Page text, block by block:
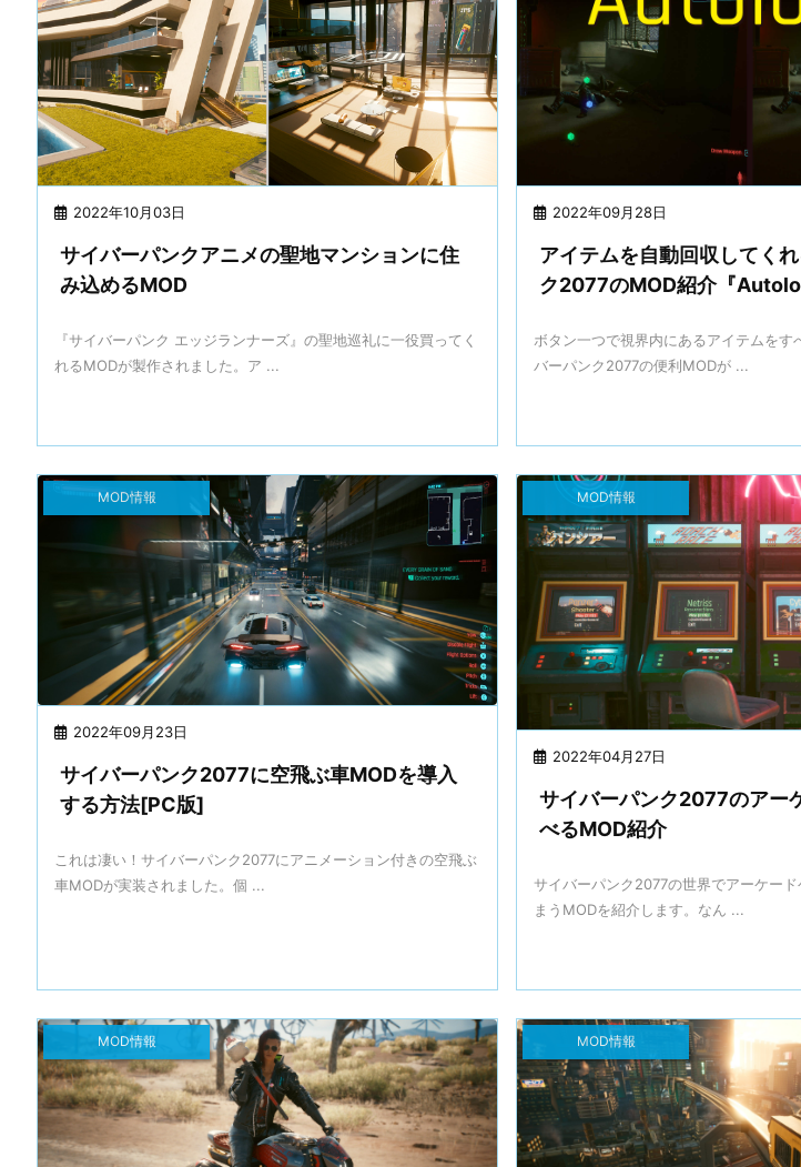
2022年10月03日
サイバーパンクアニメの聖地マンションに住
み込めるMOD
『サイバーパンク エッジランナーズ』の聖地巡礼に一役買ってく
れるMODが製作されました。ア ...
2022年09月28日
アイテムを自動回収してく
ク2077のMOD紹介『
ボタン一つで視界内にあるアイテムをす
バーパンク2077の便利MODが ...
2022年09月23日
MOD情報
サイバーパンク2077に空飛ぶ車MODを導入
する方法[PC版]
これは凄い！サイバーパンク2077にアニメーション付きの空飛ぶ
車MODが実装されました。個 ...
2022年04月27日
MOD情報
サイバーパンク2077のアー
べるMOD紹介
サイバーパンク2077の世界でアーケー
まうMODを紹介します。なん ...
MOD情報 MOD情報